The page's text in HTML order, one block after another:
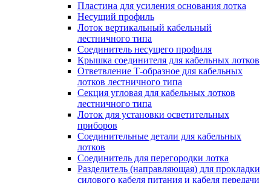
Пластина для усиления основания лотка
Несущий профиль
Лоток вертикальный кабельный
лестничного типа
Соединитель несущего профиля
Крышка соединителя для кабельных лотков
Ответвление Т-образное для кабельных
лотков лестничного типа
Секция угловая для кабельных лотков
лестничного типа
Лоток для установки осветительных
приборов
Соединительные детали для кабельных
лотков
Соединитель для перегородки лотка
Разделитель (направляющая) для прокладки
силового кабеля питания и кабеля передачи